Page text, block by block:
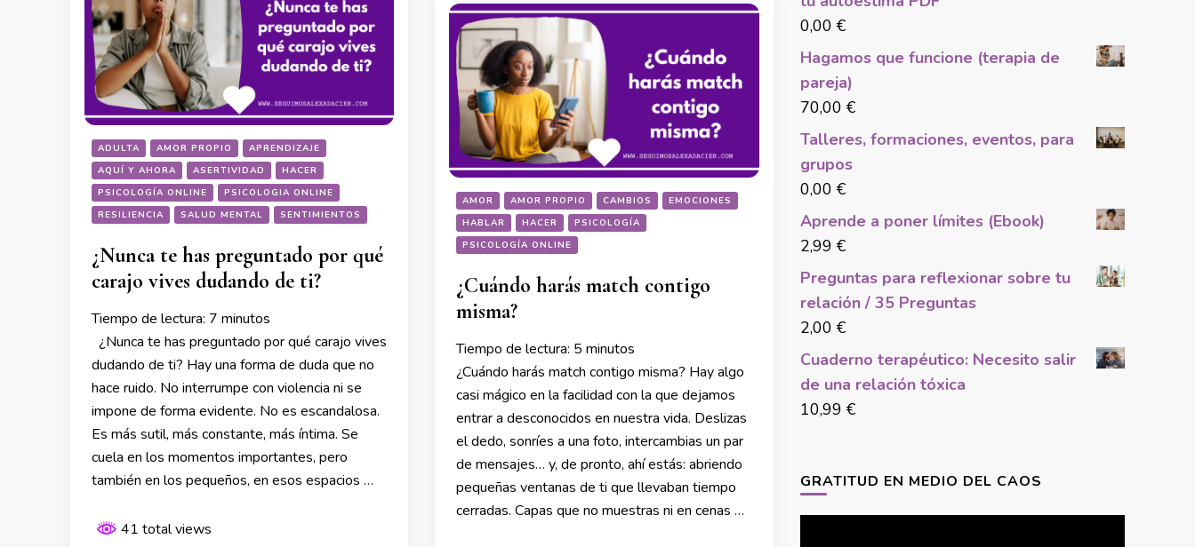
ADULTA AMOR PROPIO
APRENDIZAJE
AQUÍ Y AHORA
ASERTIVIDAD
HACER
PSICOLOGÍA ONLINE
PSICOLOGIA ONLINE
RESILIENCIA
SALUD MENTAL SENTIMIENTOS
¿Nunca te has preguntado por qué
carajo vives dudando de ti?
Tiempo de lectura: 7 minutos
¿Nunca te has preguntado por qué carajo vives
dudando de ti? Hay una forma de duda que no
hace ruido. No interrumpe con violencia ni se
impone de forma evidente. No es escandalosa.
Es más sutil, más constante, más íntima. Se
cuela en los momentos importantes, pero
también en los pequeños, en esos espacios …
41 total views
AMOR AMOR PROPIO CAMBIOS
EMOCIONES
HABLAR
HACER
PSICOLOGÍA
PSICOLOGÍA ONLINE
¿Cuándo harás match contigo
misma?
Tiempo de lectura: 5 minutos
¿Cuándo harás match contigo misma? Hay algo
casi mágico en la facilidad con la que dejamos
entrar a desconocidos en nuestra vida. Deslizas
el dedo, sonríes a una foto, intercambias un par
de mensajes… y, de pronto, ahí estás: abriendo
pequeñas ventanas de ti que llevaban tiempo
cerradas. Capas que no muestras ni en cenas …
0,00 €
Hagamos que funcione (terapia de
pareja)
70,00 €
Talleres, formaciones, eventos, para
grupos
0,00 €
Aprende a poner límites (Ebook)
2,99 €
Preguntas para reflexionar sobre tu
relación / 35 Preguntas
2,00 €
Cuaderno terapéutico: Necesito salir
de una relación tóxica
10,99 €
GRATITUD EN MEDIO DEL CAOS